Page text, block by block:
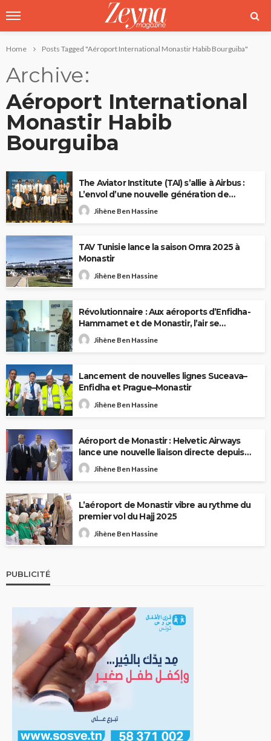
Home Posts Tagged "Aéroport International Monastir Habib Bourguiba"
Archive
Aéroport International
Monastir Habib
Bourguiba
The Aviator Institute (TAI) s’allie à Airbus :
L’envol d’une nouvelle génération de
pilotes depuis la Tunisie
Jihène Ben Hassine
TAV Tunisie lance la saison Omra 2025 à
Monastir
Jihène Ben Hassine
Révolutionnaire : Aux aéroports d’Enfidha-
Hammamet et de Monastir, l’air se
transforme désormais en eau potable
Jihène Ben Hassine
Lancement de nouvelles lignes Suceava–
Enfidha et Prague–Monastir
Jihène Ben Hassine
Aéroport de Monastir : Helvetic Airways
lance une nouvelle liaison directe depuis
Berne
Jihène Ben Hassine
L’aéroport de Monastir vibre au rythme du
premier vol du Hajj 2025
Jihène Ben Hassine
PUBLICITÉ